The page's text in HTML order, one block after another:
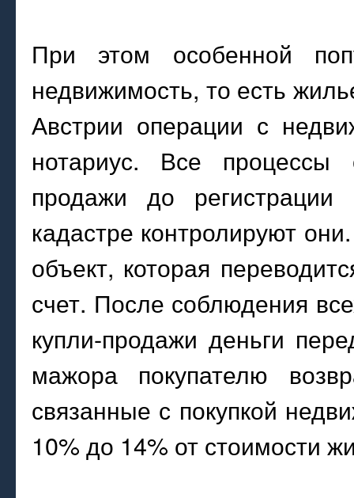
При этом особенной
недвижимость, то есть
Австрии операции с
нотариус. Все процессы
продажи до
кадастре контролируют
объект, которая
счет. После соблюдения
купли-продажи деньги
мажора покупателю
связанные с покупкой
10% до 14% от стоимости